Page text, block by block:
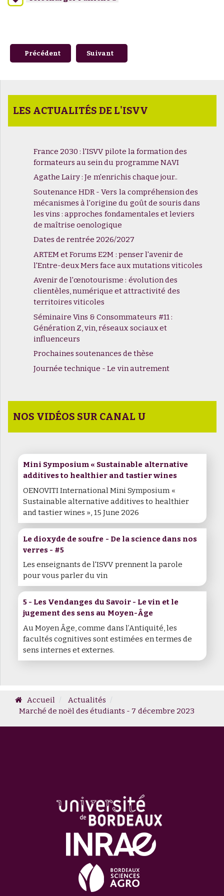
Article précédent : Chaque vin a-t-il une signature
Précédent Article suivant : Journée du
Suivant
LES ACTUALITÉS DE L'ISVV
France 2030 : l'ISVV pilote la formation des
formateurs au sein du programme NAVI
Agathe Lairy : Je m'enrichis chaque jour..
Soutenance HDR - Vers la compréhension des
mécanismes à l'origine du goût de souris dans
les vins : approches fondamentales et leviers
de maîtrise oenologique
Dates de rentrée 2026/2027
ARTEM et Forums E2M : penser l'avenir de
l'Entre-deux Mers face aux mutations viticoles
Avenir de l'œnotourisme : évolution des
clientèles, numérique et attractivité des
territoires viticoles
Séminaire Vins & Consommateurs #11 :
Génération Z, vin, réseaux sociaux et
influenceurs
Prochaines soutenances de thèse
Journée technique - Le vin autrement
NOS VIDÉOS SUR CANAL U
Mini Symposium « Sustainable alternative
additives to healthier and tastier wines
OENOVITI International Mini Symposium «
Sustainable alternative additives to healthier
and tastier wines », 15 June 2026
Le dioxyde de soufre - De la science dans nos
verres - #5
Les enseignants de l'ISVV prennent la parole
pour vous parler du vin
5 - Les Vendanges du Savoir - Le vin et le
jugement des sens au Moyen-Âge
Au Moyen Âge, comme dans l’Antiquité, les
facultés cognitives sont estimées en termes de
sens internes et externes.
Accueil
Actualités
Marché de noël des étudiants - 7 décembre 2023